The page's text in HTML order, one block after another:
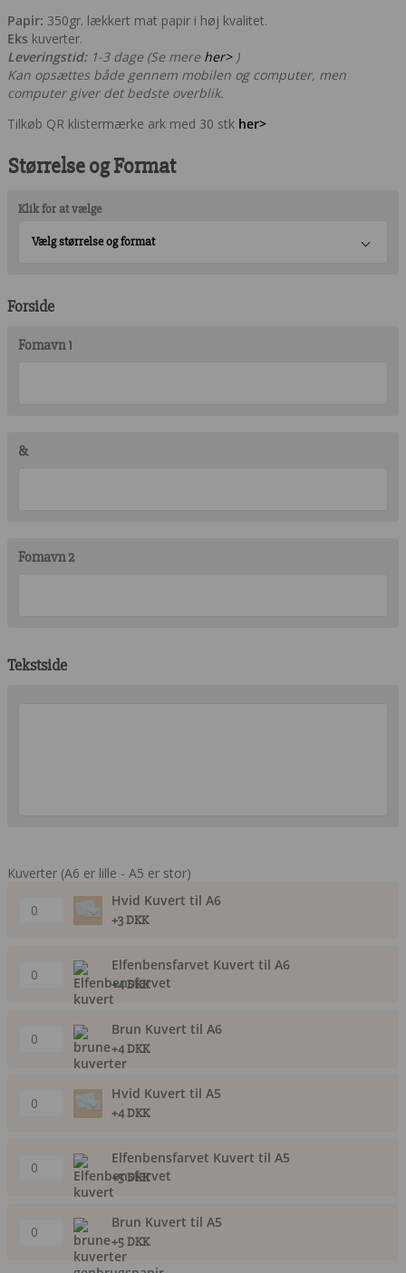
Papir: 350gr. lækkert mat papir i høj kvalitet.
Eks kuverter.
Leveringstid:1-3 dage (Se mere her>)
Kan opsættes både gennem mobilen og computer, men
computer giver det bedste overblik.
Tilkøb QR klistermærke ark med 30 stk her>
Størrelse og Format
Klik for at vælge
Vælg størrelse og format
Forside
Fornavn 1
&
Fornavn 2
Tekstside
Kuverter (A6 er lille - A5 er stor)
Hvid Kuvert til A6
+3 DKK
Elfenbensfarvet Kuvert til A6
+4 DKK
Brun Kuvert til A6
+4 DKK
Hvid Kuvert til A5
+4 DKK
Elfenbensfarvet Kuvert til A5
+5 DKK
Brun Kuvert til A5
+5 DKK